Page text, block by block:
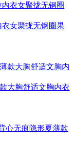
女聚拢无钢圈果
大胸舒适文胸内衣